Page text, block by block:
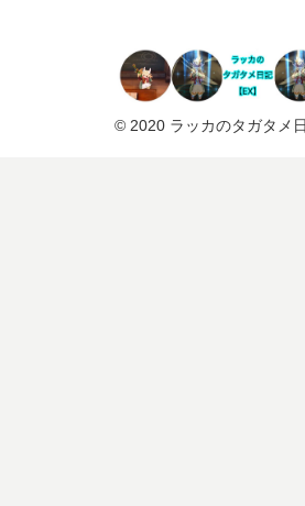
© 2020 ラッカのタガタメ日